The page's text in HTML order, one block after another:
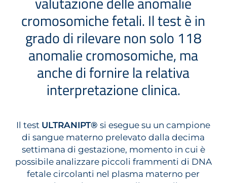
cromosomiche fetali. Il test è in
grado di rilevare non solo 118
anomalie cromosomiche, ma
anche di fornire la relativa
interpretazione clinica.
Il test ULTRANIPT® si esegue su un campione
di sangue materno prelevato dalla decima
settimana di gestazione, momento in cui è
possibile analizzare piccoli frammenti di DNA
fetale circolanti nel plasma materno per